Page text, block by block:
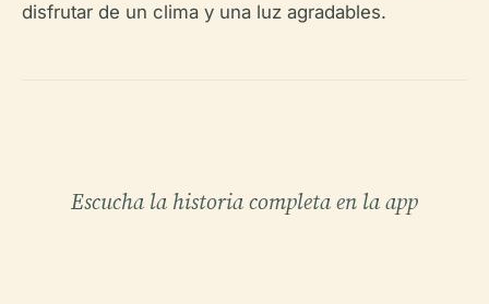
disfrutar de un clima y una luz agradables.
Escucha la historia completa en la app